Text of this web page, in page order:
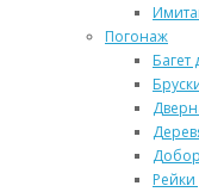
Погонаж